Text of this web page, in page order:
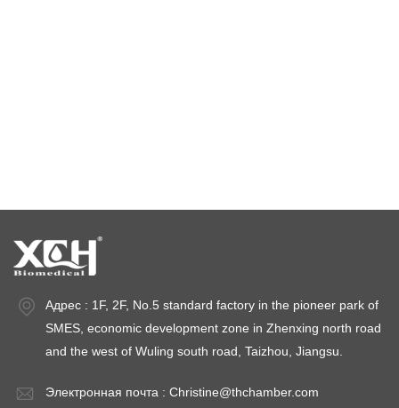
Адрес : 1F, 2F, No.5 standard factory in the pioneer park of
SMES, economic development zone in Zhenxing north road
and the west of Wuling south road, Taizhou, Jiangsu.
Электронная почта : Christine@thchamber.com